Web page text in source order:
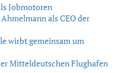
Jobmotoren
als CEO der
wirbt gemeinsam um
Mitteldeutschen Flughafen